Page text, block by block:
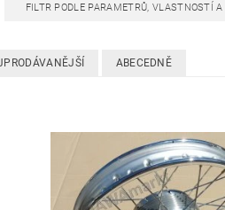
FILTR PODLE PARAMETRŮ, VLASTNOSTÍ
ABECEDNĚ